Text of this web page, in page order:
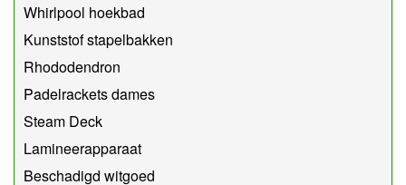
Whirlpool hoekbad
Kunststof stapelbakken
Rhododendron
Padelrackets dames
Steam Deck
Lamineerapparaat
Beschadigd witgoed